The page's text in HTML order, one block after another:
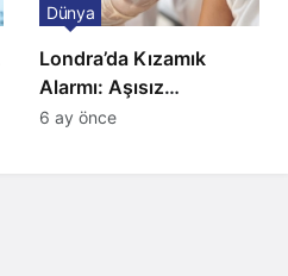
Londra’da Kızamık
Alarmı: Aşısız
Öğrenciler Okullardan
Dünya
6 ay önce